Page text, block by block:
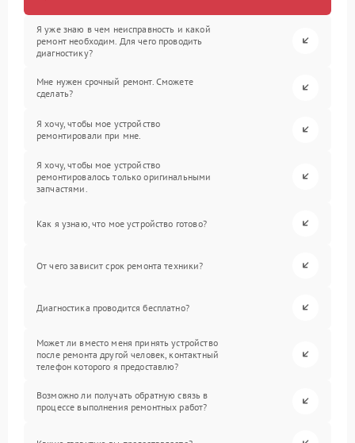
Я уже знаю в чем неисправность и какой
ремонт необходим. Для чего проводить
диагностику?
Мне нужен срочный ремонт. Сможете
сделать?
Я хочу, чтобы мое устройство
ремонтировали при мне.
Я хочу, чтобы мое устройство
ремонтировалось только оригинальными
запчастями.
Как я узнаю, что мое устройство готово?
От чего зависит срок ремонта техники?
Диагностика проводится бесплатно?
Может ли вместо меня принять устройство
после ремонта другой человек, контактный
телефон которого я предоставлю?
Возможно ли получать обратную связь в
процессе выполнения ремонтных работ?